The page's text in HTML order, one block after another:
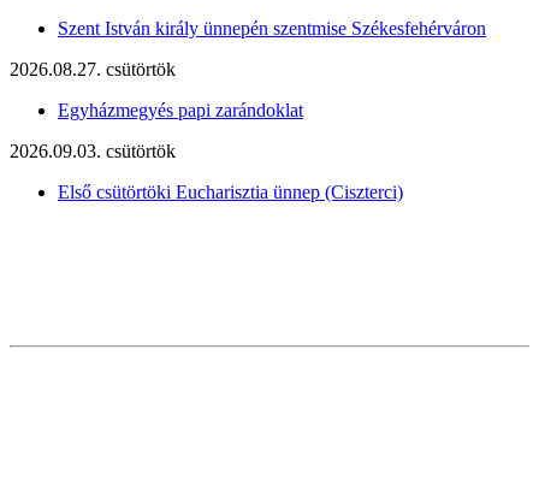
Szent István király ünnepén szentmise Székesfehérváron
2026.08.27. csütörtök
Egyházmegyés papi zarándoklat
2026.09.03. csütörtök
Első csütörtöki Eucharisztia ünnep (Ciszterci)